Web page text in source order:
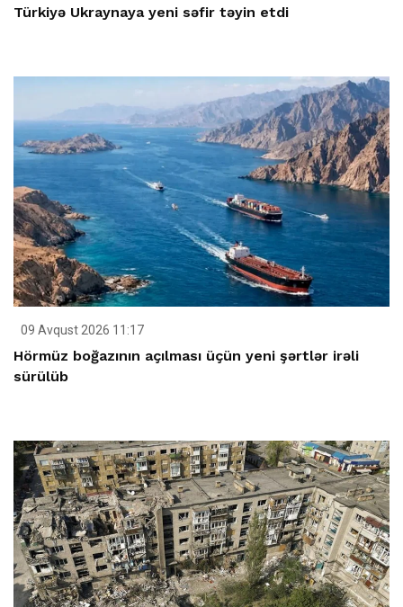
Türkiyə Ukraynaya yeni səfir təyin etdi
09 Avqust 2026 11:17
Hörmüz boğazının açılması üçün yeni şərtlər irəli
sürülüb